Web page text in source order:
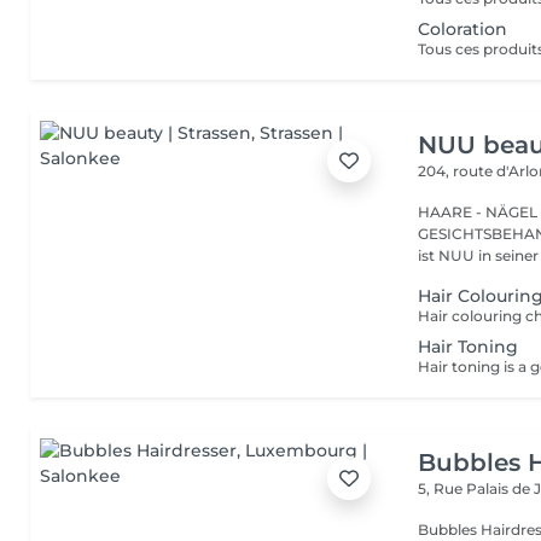
Coloration
NUU
204, route
HAARE -
ist NUU in
Hair Colouring
Hair Toning
Bubbles
5, Rue Palais de
Bubbles Hairdresser L'élégance au service de votre